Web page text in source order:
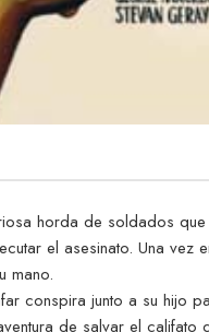
horda de soldados
el asesinato. Una
mano.
conspira junto a su hijo
de salvar el